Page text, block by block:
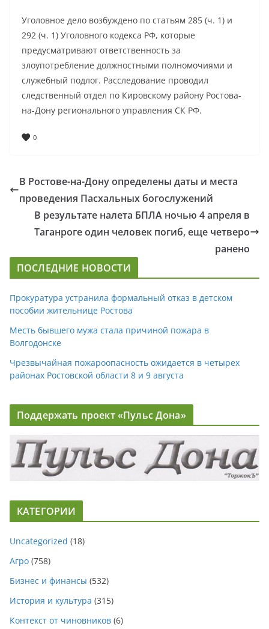
Уголовное дело возбуждено по статьям 285 (ч. 1) и
292 (ч. 1) Уголовного кодекса РФ, которые
предусматривают ответственность за
злоупотребление должностными полномочиями и
служебный подлог. Расследование проводил
следственный отдел по Кировскому району Ростова-
на-Дону регионального управления СК РФ.
0
В Ростове-на-Дону определены даты и места
проведения Пасхальных богослужений
В результате налета БПЛА ночью 4 апреля в
Таганроге один человек погиб, еще четверо
ранено
ПОСЛЕДНИЕ НОВОСТИ
Прокуратура устранила формальный отказ в детском
пособии жительнице Ростова
Месть бывшего мужа стала причиной пожара в
Волгодонске
Чрезвычайная пожароопасность ожидается в четырех
районах Ростовской области 8 и 9 августа
Поддержать проект «Пульс Дона»
КАТЕГОРИИ
Uncategorized (18)
Агро (758)
Бизнес и финансы (532)
История и культура (315)
Контекст от чиновников (6)